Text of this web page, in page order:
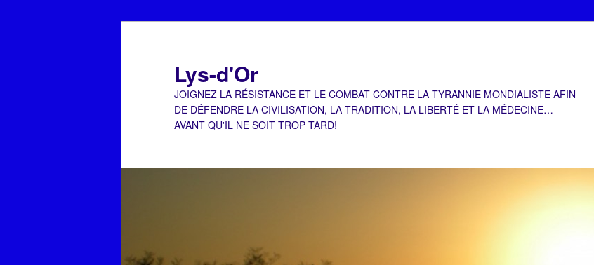
Lys-d'Or
JOIGNEZ LA RÉSISTANCE ET LE COMBAT CONTRE LA TYRANNIE MONDIALISTE AFIN
DE DÉFENDRE LA CIVILISATION, LA TRADITION, LA LIBERTÉ ET LA MÉDECINE…
AVANT QU'IL NE SOIT TROP TARD!